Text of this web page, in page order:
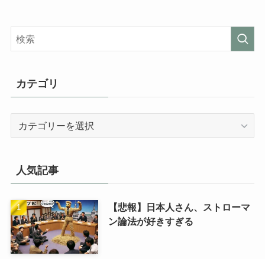
カテゴリ
人気記事
【悲報】日本人さん、ストローマ
ン論法が好きすぎる